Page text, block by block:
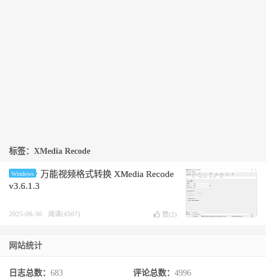
标签：XMedia Recode
Windows
万能视频格式转换 XMedia Recode
v3.6.1.3
2025-06-30 阅读(4507) 赞(2)
网站统计
日志总数： 683 评论总数： 4996